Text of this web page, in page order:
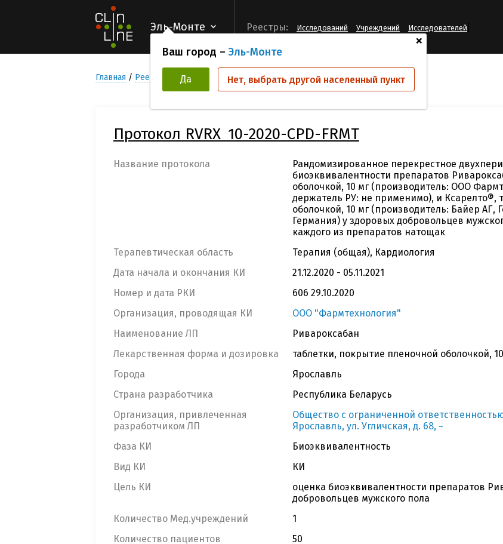
Эль-Монте
+
Ваш город – Эль-Монте
Да Нет, выбрать другой населенный пункт
Реестры: Исследований Учреждений Исследователей
Главная Реестр Клинических исследований RVRX_10-2020-CPD-FRMT
Протокол RVRX_10-2020-CPD-FRMT
Название протокола
Рандомизированное перекрестное
биоэквивалентности препаратов
оболочкой, 10 мг (производитель: ООО
держатель РУ: не применимо), и Ксарелто®,
оболочкой, 10 мг (производитель: Байер АГ,
Германия) у здоровых добровольцев
каждого из препаратов натощак
Терапевтическая область
Терапия (общая), Кардиология
Дата начала и окончания КИ
21.12.2020 - 05.11.2021
Номер и дата РКИ
606 29.10.2020
Организация, проводящая КИ
ООО "Фармтехнология"
Наименование ЛП
Ривароксабан
Лекарственная форма и дозировка
таблетки, покрытие пленочной оболочкой,
Города
Ярославль
Страна разработчика
Республика Беларусь
Организация, привлеченная
разработчиком ЛП
Общество с ограниченной
Ярославль, ул. Угличская, д. 68, ~
Фаза КИ
Биоэквивалентность
Вид КИ
КИ
Цель КИ
оценка биоэквивалентности препаратов
добровольцев мужского пола
Количество Мед.учреждений
1
Количество пациентов
50